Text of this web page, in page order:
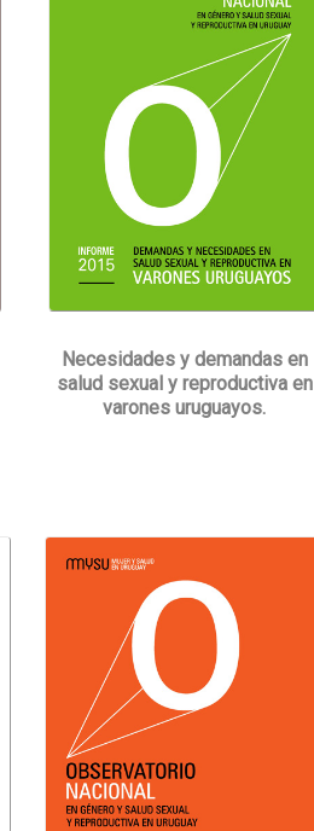
Necesidades y demandas en
salud sexual y reproductiva en
varones uruguayos.